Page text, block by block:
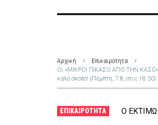
Αρχική
Επικαιρότητα
Οι «ΜΙΚΡΟΙ ΠΙΚΑΣΟ ΑΠΟ ΤΗΝ ΚΑΣΟ»
καλό σκοπό! (Πέμπτη, 7.8, στις 18.30)
ΕΠΙΚΑΙΡΌΤΗΤΑ Ο